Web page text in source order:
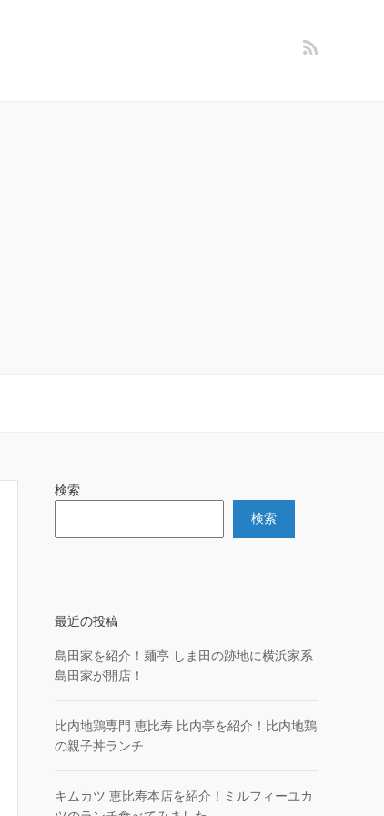
検索
検索
最近の投稿
島田家を紹介！麺亭 しま田の跡地に横浜家系
島田家が開店！
比内地鶏専門 恵比寿 比内亭を紹介！比内地鶏
の親子丼ランチ
キムカツ 恵比寿本店を紹介！ミルフィーユカ